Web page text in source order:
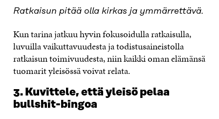
Ratkaisun pitää olla kirkas ja ymmärrettävä.
Kun tarina jatkuu hyvin fokusoidulla ratkaisulla,
luvuilla vaikuttavuudesta ja todistusaineistolla
ratkaisun toimivuudesta, niin kaikki oman elämänsä
tuomarit yleisössä voivat relata.
3. Kuvittele, että yleisö pelaa
bullshit-bingoa